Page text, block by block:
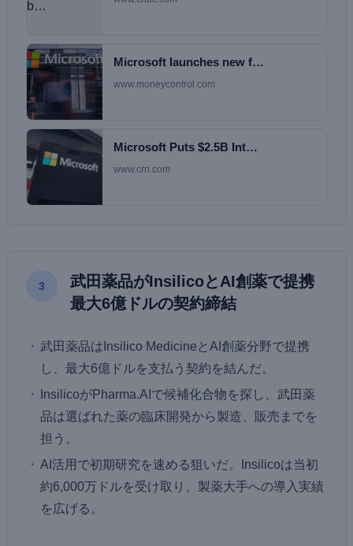
Microsoft launches new f…
www.moneycontrol.com
Microsoft Puts $2.5B Int…
www.crn.com
3
武田薬品がInsilicoとAI創薬で提携
最大6億ドルの契約締結
武田薬品はInsilico MedicineとAI創薬分野で提携
し、最大6億ドルを支払う契約を結んだ。
InsilicoがPharma.AIで候補化合物を探し、武田薬
品は選ばれた薬の臨床開発から製造、販売までを
担う。
AI活用で初期研究を速める狙いだ。Insilicoは当初
約6,000万ドルを受け取り、製薬大手への導入実績
を広げる。